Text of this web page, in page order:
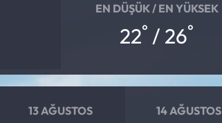
EN DÜŞÜK / EN YÜKSEK
22° / 26°
13 AĞUSTOS 14 AĞUSTOS